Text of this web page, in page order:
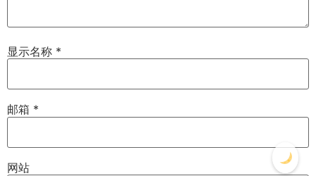
显示名称 *
邮箱 *
网站